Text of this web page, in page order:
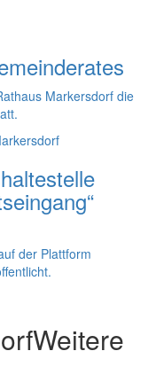
Markersdorf die
der Plattform
Weitere